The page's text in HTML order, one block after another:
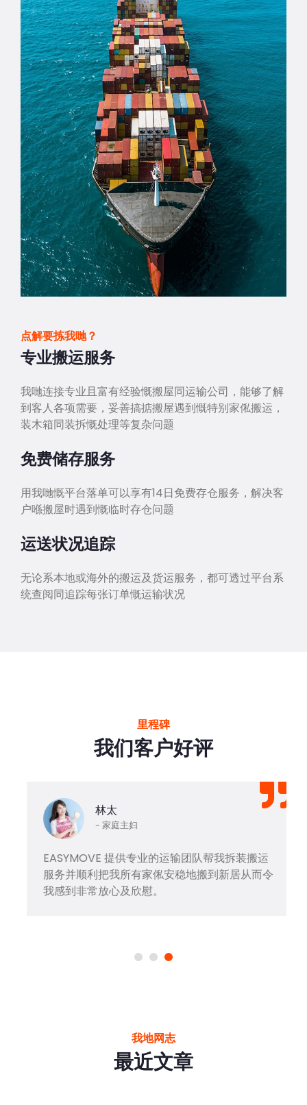
点解要拣我哋？
专业搬运服务
我哋连接专业且富有经验慨搬屋同运输公司，能够了解
到客人各项需要，妥善搞掂搬屋遇到慨特别家俬搬运，
装木箱同装拆慨处理等复杂问题
免费储存服务
用我哋慨平台落单可以享有14日免费存仓服务，解决客
户喺搬屋时遇到慨临时存仓问题
运送状况追踪
无论系本地或海外的搬运及货运服务，都可透过平台系
统查阅同追踪每张订单慨运输状况
里程碑
我们客户好评
林太
- 家庭主妇
EASYMOVE 提供专业的运输团队帮我拆装搬运
服务并顺利把我所有家俬安稳地搬到新居从而令
我感到非常放心及欣慰。
我地网志
最近文章